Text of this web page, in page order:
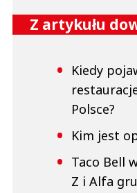
Z artykułu
Kiedy
Polsce?
Kim jest
Taco Bell
Z i Alfa